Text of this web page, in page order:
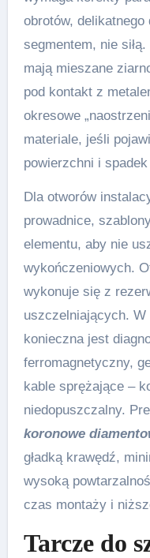
obrotów, delikatnego
segmentem, nie
mają mieszane
pod kontakt z
okresowe
materiale, jeśli
powierzchni i
Dla otworów
prowadnice,
elementu, aby nie
wykończeniowych.
wykonuje się z
uszczelniających. W
konieczna jest
ferromagnetyczny,
kable sprężające –
niedopuszczalny.
koronowe
gładką krawędź,
wysoką
czas montaży i
Tarcze do